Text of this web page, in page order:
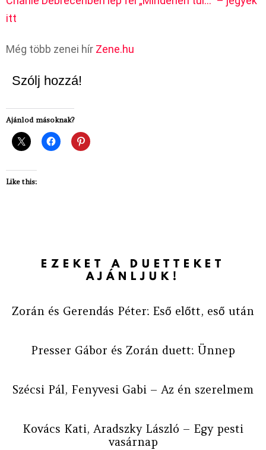
itt
Még több zenei hír Zene.hu
Szólj hozzá!
Ajánlod másoknak?
Like this:
EZEKET A DUETTEKET
AJÁNLJUK!
Zorán és Gerendás Péter: Eső előtt, eső után
Presser Gábor és Zorán duett: Ünnep
Szécsi Pál, Fenyvesi Gabi – Az én szerelmem
Kovács Kati, Aradszky László – Egy pesti
vasárnap